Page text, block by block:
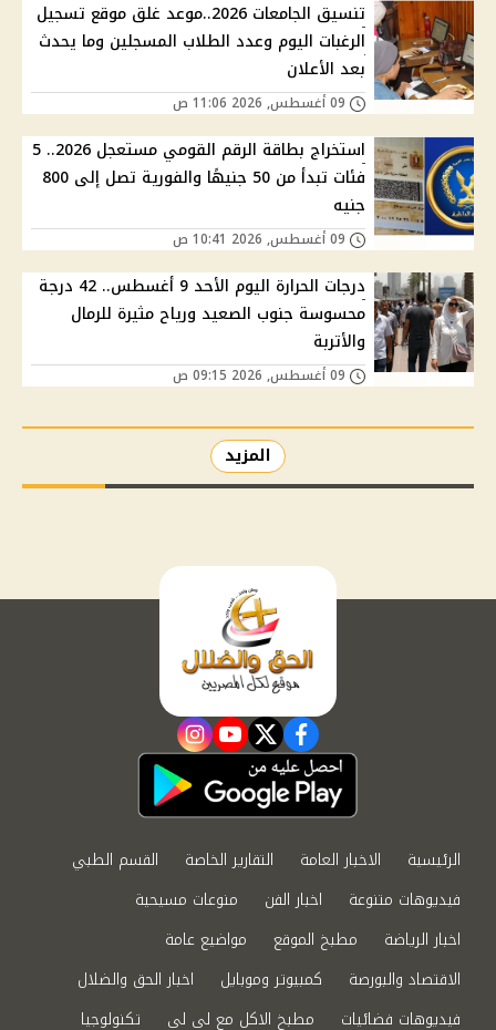
تنسيق الجامعات 2026..موعد غلق موقع تسجيل
الرغبات اليوم وعدد الطلاب المسجلين وما يحدث
بعد الأعلان
استخراج بطاقة الرقم القومي مستعجل 2026.. 5
فئات تبدأ من 50 جنيهًا والفورية تصل إلى 800
جنيه
درجات الحرارة اليوم الأحد 9 أغسطس.. 42 درجة
محسوسة جنوب الصعيد ورياح مثيرة للرمال
والأتربة
المزيد
facebook
twitter
youtube
instagram
الرئيسية الاخبار العامة التقارير الخاصة
القسم الطبي
فيديوهات متنوعة
اخبار الفن
منوعات مسيحية
اخبار الرياضة
مطبخ الموقع
مواضيع عامة
الاقتصاد والبورصة
كمبيوتر وموبايل
اخبار الحق والضلال
فيديوهات فضائيات
مطبخ الاكل مع لى لى تكنولوجيا